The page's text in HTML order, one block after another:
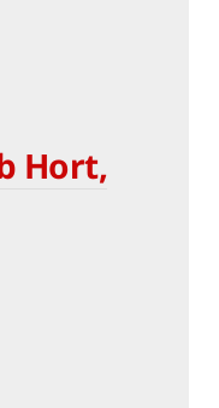
Hort,